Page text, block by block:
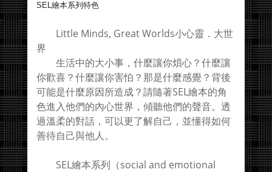
SEL繪本系列特色
Little Minds, Great Worlds小心靈．大世
界
生活中的大小事，什麼讓你煩心？什麼讓
你歡喜？什麼讓你害怕？那是什麼感覺？背後
可能是什麼原因所造成？請隨著SEL繪本的角
色進入他們的內心世界，傾聽他們的聲音。透
過溫柔的對話，可以更了解自己，並懂得如何
善待自己與他人。
SEL繪本系列（social and emotional